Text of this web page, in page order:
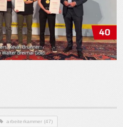
arbeiterkammer (47)